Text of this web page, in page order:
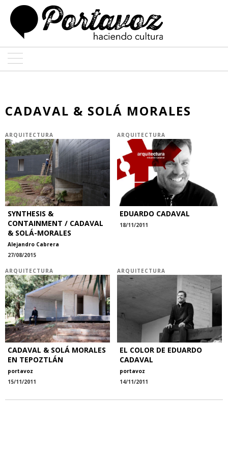
ARQUITECTURA
ENTREVISTAS
COLABORADORES
CADAVAL & SOLÁ MORALES
ARQUITECTURA
SYNTHESIS &
CONTAINMENT / CADAVAL
& SOLÁ-MORALES
Alejandro Cabrera
27/08/2015
ARQUITECTURA
EDUARDO CADAVAL
18/11/2011
ARQUITECTURA
CADAVAL & SOLÁ MORALES
EN TEPOZTLÁN
portavoz
15/11/2011
ARQUITECTURA
EL COLOR DE EDUARDO
CADAVAL
portavoz
14/11/2011